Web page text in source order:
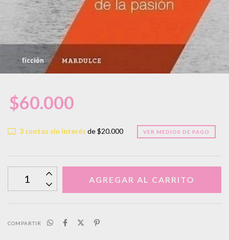
$60.000
3cuotas sin interés de$20.000 VER MEDIOS DE PAGO
COMPARTIR